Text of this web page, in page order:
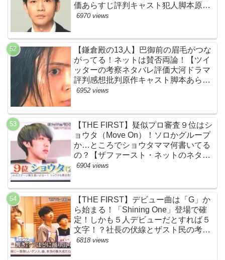
価あらすじ評判キャスト犯人脚本原作
黒幕伏線まとめ・大ちゃん・梨央・加
6970 views
【鎌倉殿の13人】巴御前の眉毛がつな
がってる！ネットは賛否両論！【ツイ
ッターの考察ネタバレ評価大河ドラマ
評判感想批判原作キャスト脚本あらす
じ伏線まとめ犯人黒幕・秋元才加】
6952 views
【THE FIRST】疑似プロ審査９位はシ
ョウタ（Move On）！ソロかグループ
か…ところでショウタママ何書いてる
の？【ザファースト・ネットのネタバ
レ感想考察まとめ・スッキリ・
6904 views
【THE FIRST】デビュー曲は「G」か
ら始まる！「Shining One」登場で確
定！しかも５人デビューだとすれば５
文字！？社長の伏線とザスト民の考察
すげーよ…鳥肌立ったわ…【シャイニ
6818 views